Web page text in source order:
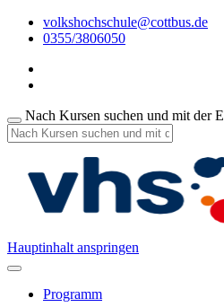
volkshochschule@cottbus.de
0355/3806050
Nach Kursen suchen und mit der
Hauptinhalt anspringen
Programm